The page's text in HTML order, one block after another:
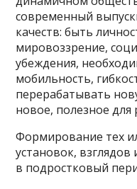
современный
качеств: быть
мировоззрение,
убеждения,
мобильность,
перерабатывать
новое, полезное
Формирование тех
установок,
в подростковый